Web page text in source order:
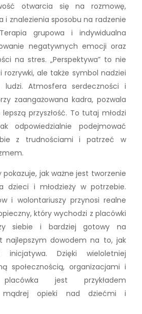
otwarcia się na rozmowę,
i znalezienia sposobu na radzenie
grupowa i indywidualna
negatywnych emocji oraz
na stres. „Perspektywa” to nie
ale także symbol nadziei
ludzi. Atmosfera serdeczności i
zaangażowana kadra, pozwala
przyszłość. To tutaj młodzi
odpowiedzialnie podejmować
z trudnościami i patrzeć w
pokazuje, jak ważne jest tworzenie
dzieci i młodzieży w potrzebie.
i wolontariuszy przynosi realne
który wychodzi z placówki
siebie i bardziej gotowy na
najlepszym dowodem na to, jak
Dzięki wieloletniej
społecznością, organizacjami i
placówka jest przykładem
mądrej opieki nad dziećmi i